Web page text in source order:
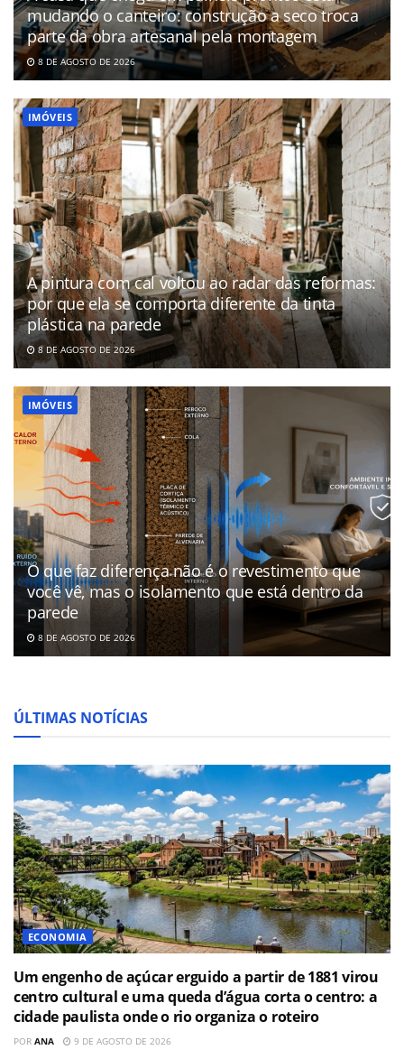
mudando o canteiro: construção a seco troca
parte da obra artesanal pela montagem
8 DE AGOSTO DE 2026
IMÓVEIS
A pintura com cal voltou ao radar das reformas:
por que ela se comporta diferente da tinta
plástica na parede
8 DE AGOSTO DE 2026
IMÓVEIS
O que faz diferença não é o revestimento que
você vê, mas o isolamento que está dentro da
parede
8 DE AGOSTO DE 2026
ÚLTIMAS NOTÍCIAS
ECONOMIA
Um engenho de açúcar erguido a partir de 1881 virou
centro cultural e uma queda d’água corta o centro: a
cidade paulista onde o rio organiza o roteiro
POR ANA 9 DE AGOSTO DE 2026